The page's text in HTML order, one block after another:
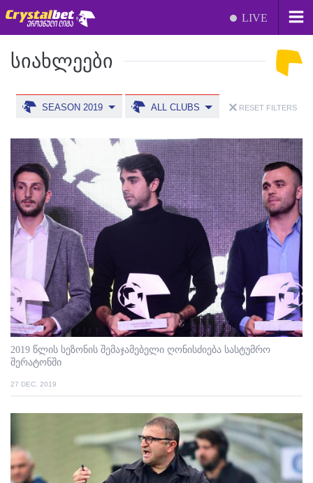
LIVE
ᲡᲘᲐᲮᲚᲔᲔᲑᲘ
SEASON 2019 ALL CLUBS RESET FILTERS
2019 წლის სეზონის შემაჯამებელი ღონისძიება სასტუმრო
შერატონში
27 DEC. 2019